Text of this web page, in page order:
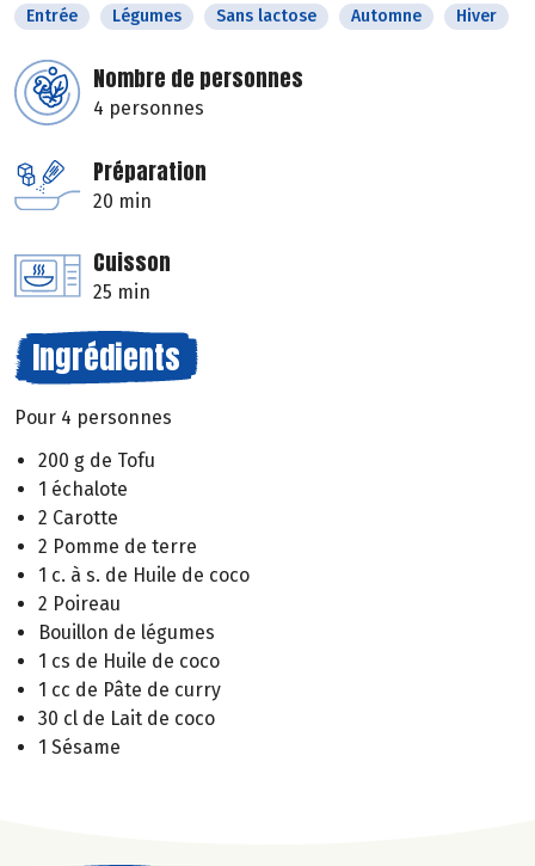
Entrée Légumes Sans lactose Automne Hiver
Nombre de personnes
4 personnes
Préparation
20 min
Cuisson
25 min
Ingrédients
Pour 4 personnes
200 g de Tofu
1 échalote
2 Carotte
2 Pomme de terre
1 c. à s. de Huile de coco
2 Poireau
Bouillon de légumes
1 cs de Huile de coco
1 cc de Pâte de curry
30 cl de Lait de coco
1 Sésame